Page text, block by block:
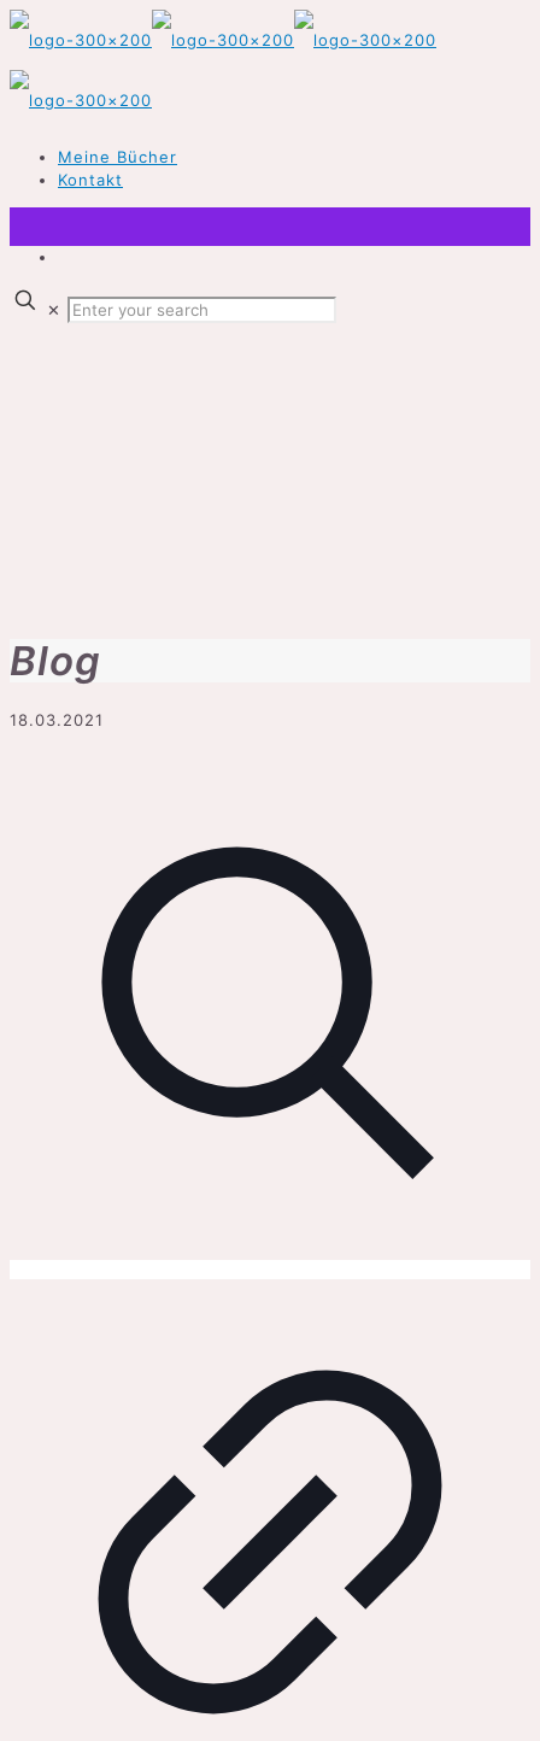
Meine Bücher
Kontakt
✕
Blog
18.03.2021